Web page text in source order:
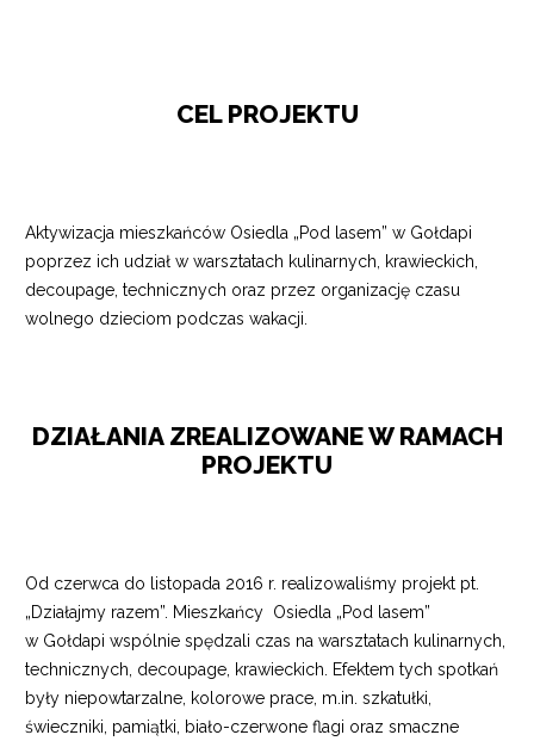
CEL PROJEKTU
Aktywizacja mieszkańców Osiedla „Pod lasem” w Gołdapi
poprzez ich udział w warsztatach kulinarnych, krawieckich,
decoupage, technicznych oraz przez organizację czasu
wolnego dzieciom podczas wakacji.
DZIAŁANIA ZREALIZOWANE W RAMACH
PROJEKTU
Od czerwca do listopada 2016 r. realizowaliśmy projekt pt.
„Działajmy razem”. Mieszkańcy Osiedla „Pod lasem”
w Gołdapi wspólnie spędzali czas na warsztatach kulinarnych,
technicznych, decoupage, krawieckich. Efektem tych spotkań
były niepowtarzalne, kolorowe prace, m.in. szkatułki,
świeczniki, pamiątki, biało-czerwone flagi oraz smaczne